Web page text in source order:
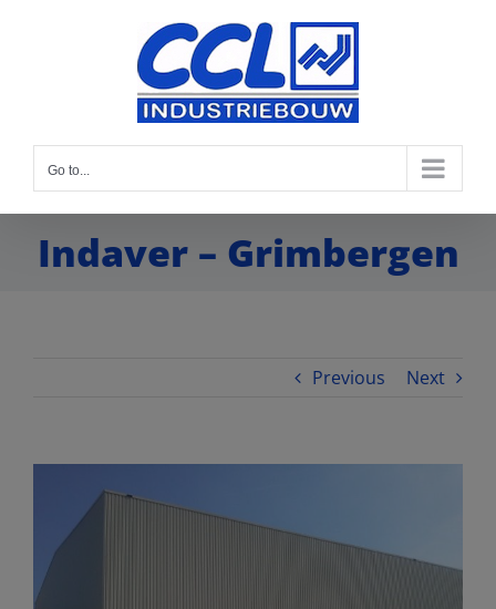
Go to...
Indaver – Grimbergen
Previous Next